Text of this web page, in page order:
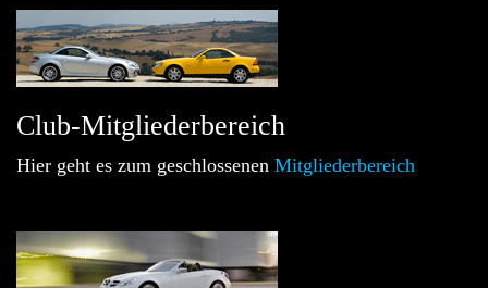
Club-Mitgliederbereich
Hier geht es zum geschlossenen Mitgliederbereich